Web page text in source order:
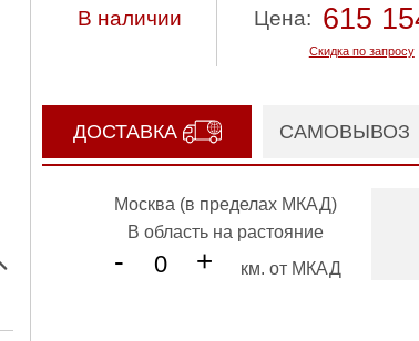
В наличии Цена: 615
Скидка по запросу
ДОСТАВКА САМОВЫВОЗ
Москва (в пределах МКАД)
В область на растояние
- + км. от МКАД